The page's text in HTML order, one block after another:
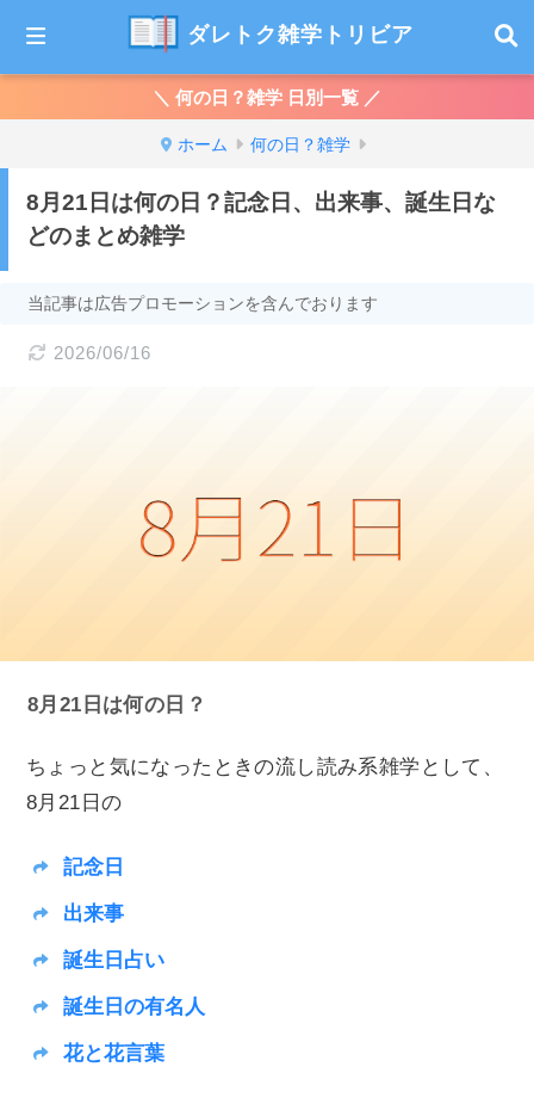
ダレトク雑学トリビア
＼ 何の日？雑学 日別一覧 ／
ホーム 何の日？雑学
8月21日は何の日？記念日、出来事、誕生日な
どのまとめ雑学
当記事は広告プロモーションを含んでおります
2026/06/16
8月21日は何の日？
ちょっと気になったときの流し読み系雑学として、
8月21日の
記念日
出来事
誕生日占い
誕生日の有名人
花と花言葉